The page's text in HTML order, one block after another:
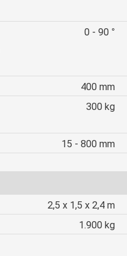
0 - 90 °
400 mm
300 kg
15 - 800 mm
2,5 x 1,5 x 2,4 m
1.900 kg